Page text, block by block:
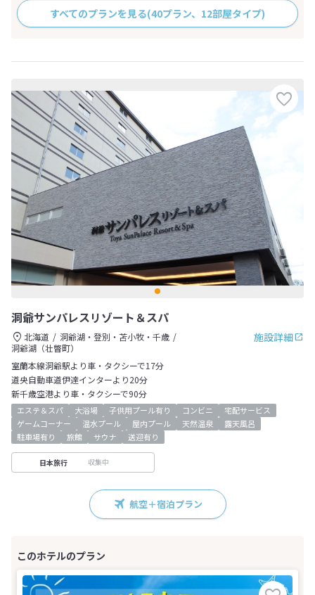
すべてのプランを見る(40プラン、12部屋タイプ)
洞爺サンパレスリゾート＆スパ
施設詳細
北海道
洞爺湖・登別・苫小牧・千歳
洞爺湖（壮瞥町）
室蘭本線洞爺駅より車・タクシーで17分
道央自動車道伊達インターより20分
新千歳空港より車・タクシーで90分
エステ＆スパ 大浴場 子供用プール有り コンビニ
宅配サービス
ゲームコーナー
温水プール 屋内プール 天然温泉
露天風呂
駐車場有り
旅館 サウナ 送迎有り
日本旅行 収集中
航空＋宿泊プラン